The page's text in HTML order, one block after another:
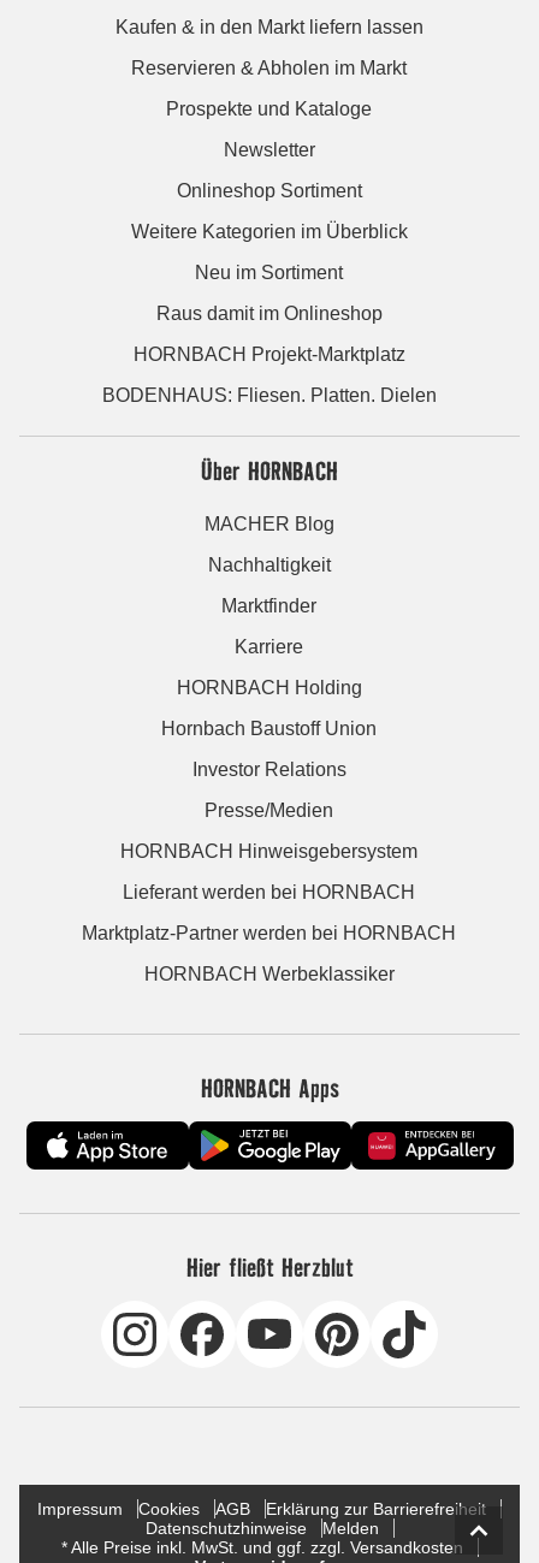
Kaufen & in den Markt liefern lassen
Reservieren & Abholen im Markt
Prospekte und Kataloge
Newsletter
Onlineshop Sortiment
Weitere Kategorien im Überblick
Neu im Sortiment
Raus damit im Onlineshop
HORNBACH Projekt-Marktplatz
BODENHAUS: Fliesen. Platten. Dielen
Über HORNBACH
MACHER Blog
Nachhaltigkeit
Marktfinder
Karriere
HORNBACH Holding
Hornbach Baustoff Union
Investor Relations
Presse/Medien
HORNBACH Hinweisgebersystem
Lieferant werden bei HORNBACH
Marktplatz-Partner werden bei HORNBACH
HORNBACH Werbeklassiker
HORNBACH Apps
Hier fließt Herzblut
Impressum Cookies AGB
Erklärung zur Barrierefreiheit
Datenschutzhinweise
Melden
* Alle Preise inkl. MwSt. und ggf. zzgl. Versandkosten